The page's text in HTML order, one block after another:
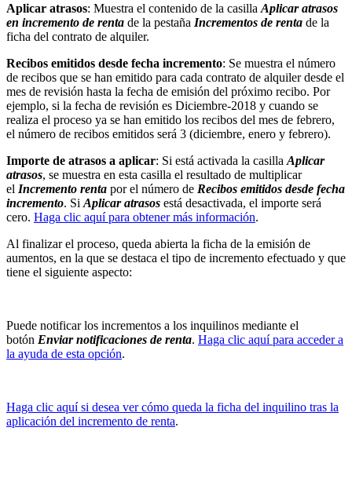
Aplicar atrasos: Muestra el contenido de la casilla Aplicar atrasos
en incremento de renta de la pestaña Incrementos de renta de la
ficha del contrato de alquiler.
Recibos emitidos desde fecha incremento: Se muestra el número
de recibos que se han emitido para cada contrato de alquiler desde el
mes de revisión hasta la fecha de emisión del próximo recibo. Por
ejemplo, si la fecha de revisión es Diciembre-2018 y cuando se
realiza el proceso ya se han emitido los recibos del mes de febrero,
el número de recibos emitidos será 3 (diciembre, enero y febrero).
Importe de atrasos a aplicar: Si está activada la casilla Aplicar
atrasos, se muestra en esta casilla el resultado de multiplicar
el Incremento renta por el número de Recibos emitidos desde fecha
incremento. Si Aplicar atrasos está desactivada, el importe será
cero. Haga clic aquí para obtener más información.
Al finalizar el proceso, queda abierta la ficha de la emisión de
aumentos, en la que se destaca el tipo de incremento efectuado y que
tiene el siguiente aspecto:
Puede notificar los incrementos a los inquilinos mediante el
botón Enviar notificaciones de renta. Haga clic aquí para acceder a
la ayuda de esta opción.
Haga clic aquí si desea ver cómo queda la ficha del inquilino tras la
aplicación del incremento de renta.